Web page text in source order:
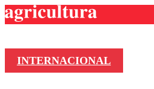
INTERNACIONAL